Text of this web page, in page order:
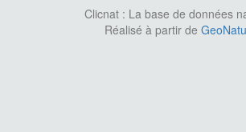
Clicnat : La base de données
Réalisé à partir de